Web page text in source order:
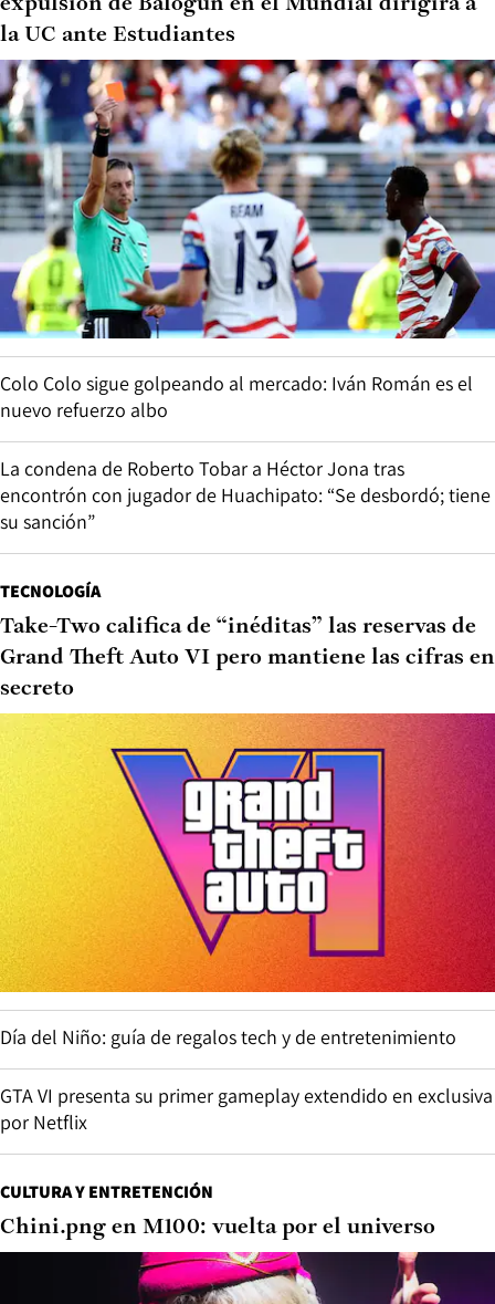
expulsión de Balogun en el Mundial dirigirá a
la UC ante Estudiantes
Colo Colo sigue golpeando al mercado: Iván Román es el
nuevo refuerzo albo
La condena de Roberto Tobar a Héctor Jona tras
encontrón con jugador de Huachipato: “Se desbordó; tiene
su sanción”
TECNOLOGÍA
Take-Two califica de “inéditas” las reservas de
Grand Theft Auto VI pero mantiene las cifras en
secreto
Día del Niño: guía de regalos tech y de entretenimiento
GTA VI presenta su primer gameplay extendido en exclusiva
por Netflix
CULTURA Y ENTRETENCIÓN
Chini.png en M100: vuelta por el universo